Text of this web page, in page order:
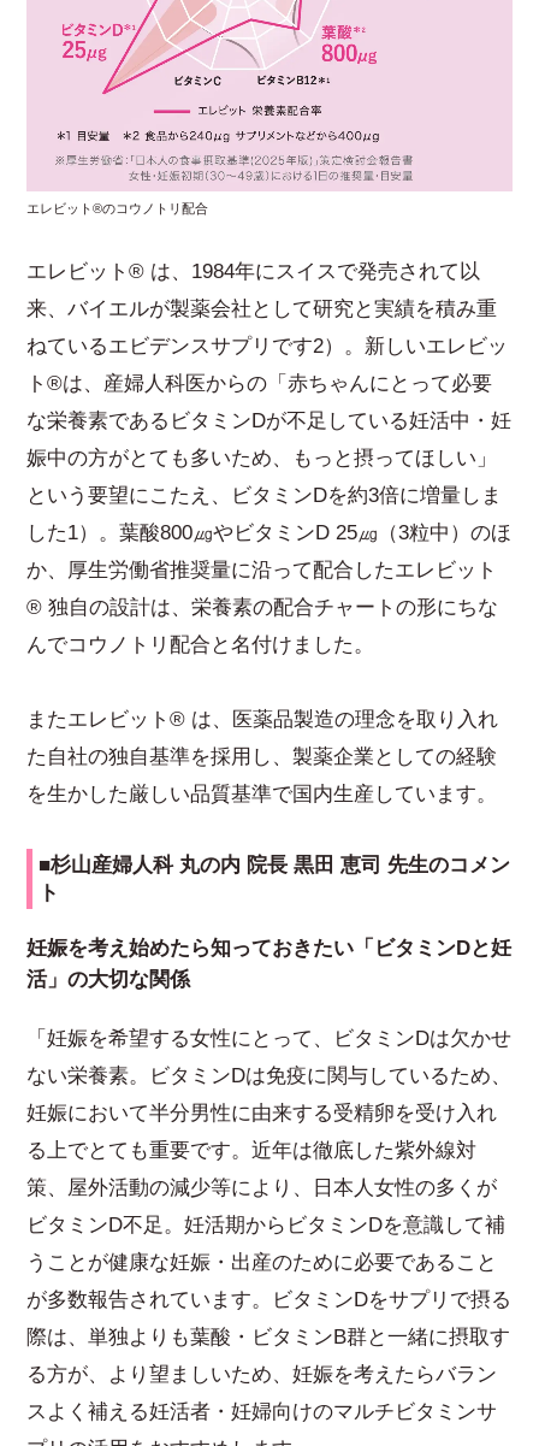
エレビット®のコウノトリ配合
エレビット® は、1984年にスイスで発売されて以
来、バイエルが製薬会社として研究と実績を積み重
ねているエビデンスサプリです2）。新しいエレビッ
ト®は、産婦人科医からの「赤ちゃんにとって必要
な栄養素であるビタミンDが不足している妊活中・妊
娠中の方がとても多いため、もっと摂ってほしい」
という要望にこたえ、ビタミンDを約3倍に増量しま
した1）。葉酸800㎍やビタミンD 25㎍（3粒中）のほ
か、厚生労働省推奨量に沿って配合したエレビット
® 独自の設計は、栄養素の配合チャートの形にちな
んでコウノトリ配合と名付けました。
またエレビット® は、医薬品製造の理念を取り入れ
た自社の独自基準を採用し、製薬企業としての経験
を生かした厳しい品質基準で国内生産しています。
■杉山産婦人科 丸の内 院長 黒田 恵司 先生のコメン
ト
妊娠を考え始めたら知っておきたい「ビタミンDと妊
活」の大切な関係
「妊娠を希望する女性にとって、ビタミンDは欠かせ
ない栄養素。ビタミンDは免疫に関与しているため、
妊娠において半分男性に由来する受精卵を受け入れ
る上でとても重要です。近年は徹底した紫外線対
策、屋外活動の減少等により、日本人女性の多くが
ビタミンD不足。妊活期からビタミンDを意識して補
うことが健康な妊娠・出産のために必要であること
が多数報告されています。ビタミンDをサプリで摂る
際は、単独よりも葉酸・ビタミンB群と一緒に摂取す
る方が、より望ましいため、妊娠を考えたらバラン
スよく補える妊活者・妊婦向けのマルチビタミンサ